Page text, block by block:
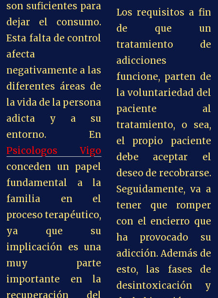
son suficientes para
dejar el consumo.
Esta falta de control
afecta
negativamente a las
diferentes áreas de
la vida de la persona
adicta y a su
entorno. En
Psicologos Vigo
conceden un papel
fundamental a la
familia en el
proceso terapéutico,
ya que su
implicación es una
muy parte
importante en la
recuperación del
Los requisitos a fin
de que un
tratamiento de
adicciones
funcione, parten de
la voluntariedad del
paciente al
tratamiento, o sea,
el propio paciente
debe aceptar el
deseo de recobrarse.
Seguidamente, va a
tener que romper
con el encierro que
ha provocado su
adicción. Además de
esto, las fases de
desintoxicación y